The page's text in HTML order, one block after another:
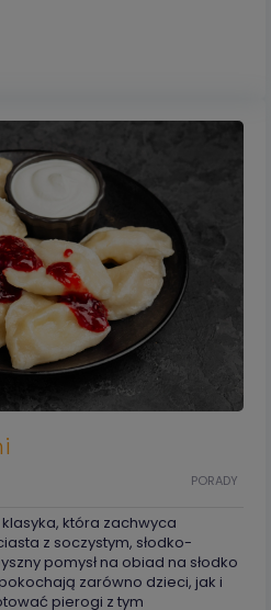
PORADY
która zachwyca
z soczystym, słodko-
pomysł na obiad na słodko
zarówno dzieci, jak i
pierogi z tym